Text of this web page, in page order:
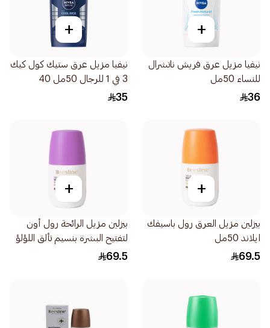
+
نيفيا مزيل عرق فريش ناتشرال
للنساء 50مل
36
+
نيفيا مزيل عرق ستيك كول كيك
3 في 1 للرجال 50مل 40
35
+
بيزلين مزيل العرق رول باسيفك
ايلاند 50مل
69.5
+
بيزلين مزيل الرائحة رول أون
لتفتيح البشرة بنسيم تألق اللؤلؤ
1قطعة
69.5